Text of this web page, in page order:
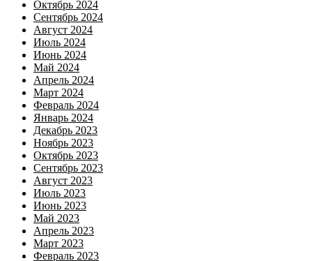
Октябрь 2024
Сентябрь 2024
Август 2024
Июль 2024
Июнь 2024
Май 2024
Апрель 2024
Март 2024
Февраль 2024
Январь 2024
Декабрь 2023
Ноябрь 2023
Октябрь 2023
Сентябрь 2023
Август 2023
Июль 2023
Июнь 2023
Май 2023
Апрель 2023
Март 2023
Февраль 2023